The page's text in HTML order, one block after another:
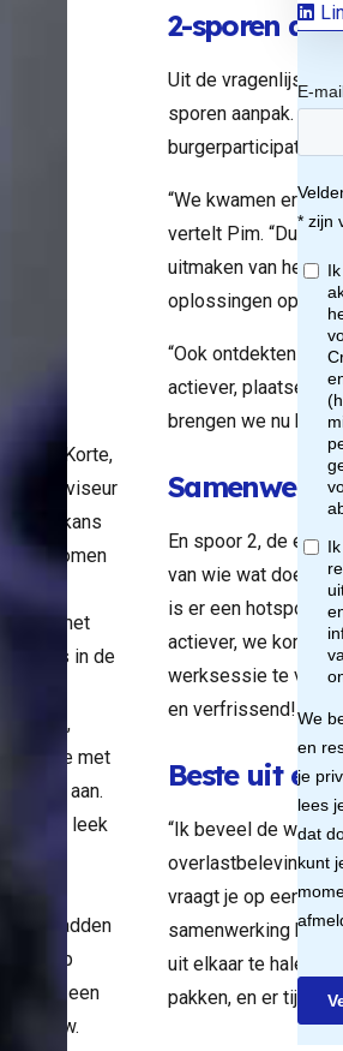
de Korte,
de kans
zag komen
met
in de
hij deze met
aan.
dit jaar leek
We hadden
aan een
2-sporen
Uit de vragenlijst en
sporen aanpak. Met
burgerparticipatie
“We kwamen
vertelt Pim. “Dus
uitmaken van het
oplossingen
“Ook ontdekten we
actiever, plaatsen
brengen we nu
En spoor 2, de
van wie wat doet.
is er een hotspot
actiever, we komen
werksessie te
en verfrissend!”
Beste uit
“Ik beveel de
overlastbeleving
vraagt je op een
samenwerking
uit elkaar te halen.
pakken, en er tijd in